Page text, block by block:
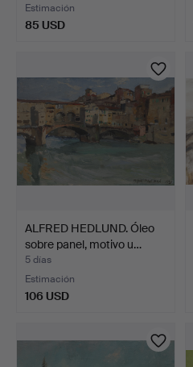
Estimación
85 USD
ALFRED HEDLUND. Óleo
sobre panel, motivo u…
5 días
Estimación
106 USD